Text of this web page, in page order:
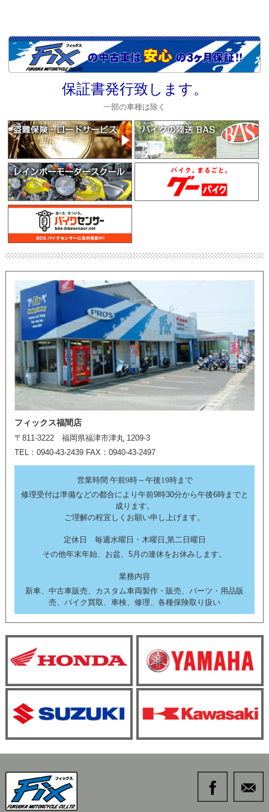
保証書発行致します。
一部の車種は除く
フィックス福間店
〒811-3222 福岡県福津市津丸 1209-3
TEL：0940-43-2439 FAX：0940-43-2497
営業時間 午前9時～午後19時まで
修理受付は準備などの都合により午前9時30分から午後6時までと
成ります。
ご理解の程宜しくお願い申し上げます。
定休日 毎週水曜日・木曜日,第二日曜日
その他年末年始、お盆、5月の連休をお休みします。
業務内容
新車、中古車販売、カスタム車両製作・販売、パーツ・用品販
売、バイク買取、車検、修理、各種保険取り扱い